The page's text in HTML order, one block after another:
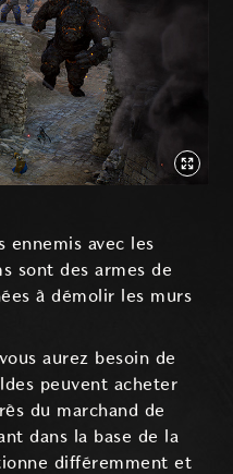
ennemis avec les
sont des armes de
à démolir les murs
aurez besoin de
peuvent acheter
du marchand de
dans la base de la
différemment et